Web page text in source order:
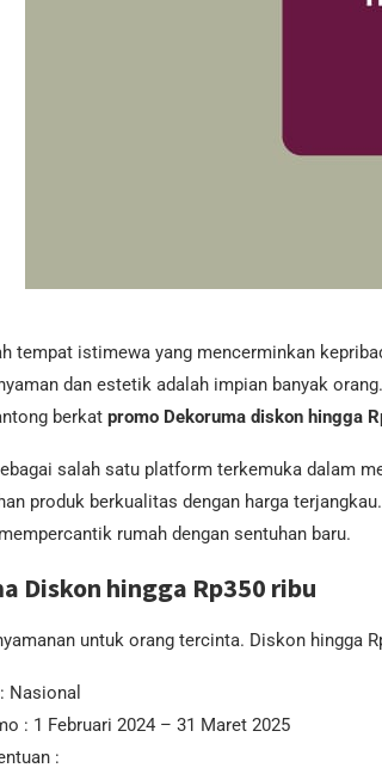
tempat istimewa yang mencerminkan
dan estetik adalah impian banyak
berkat promo Dekoruma diskon hingga
salah satu platform terkemuka dalam
produk berkualitas dengan harga
rumah dengan sentuhan baru.
Diskon hingga Rp350 ribu
untuk orang tercinta. Diskon hingga
Nasional
: 1 Februari 2024 – 31 Maret 2025
: